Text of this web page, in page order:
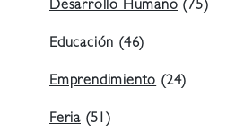
Desarrollo Humano(75)
Educación(46)
Emprendimiento(24)
Feria (51)